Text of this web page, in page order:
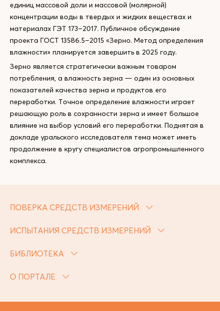
единиц массовой доли и массовой (молярной)
концентрации воды в твердых и жидких веществах и
материалах ГЭТ 173–2017. Публичное обсуждение
проекта ГОСТ 13586.5–2015 «Зерно. Метод определения
влажности» планируется завершить в 2025 году.
Зерно является стратегически важным товаром
потребления, а влажность зерна — один из основных
показателей качества зерна и продуктов его
переработки. Точное определение влажности играет
решающую роль в сохранности зерна и имеет большое
влияние на выбор условий его переработки. Поднятая в
докладе уральского исследователя тема может иметь
продолжение в кругу специалистов агропромышленного
комплекса.
ПОВЕРКА СРЕДСТВ ИЗМЕРЕНИЙ
ИСПЫТАНИЯ СРЕДСТВ ИЗМЕРЕНИЙ
БИБЛИОТЕКА
О ПОРТАЛЕ